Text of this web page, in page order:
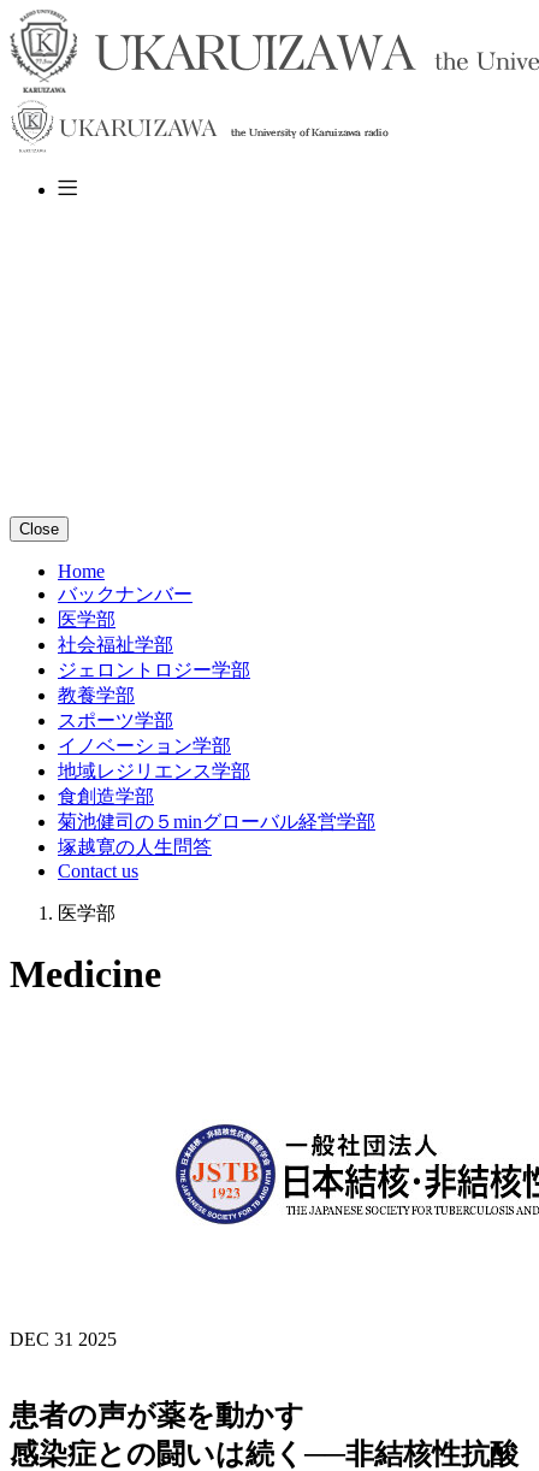
Close
Home
バックナンバー
医学部
社会福祉学部
ジェロントロジー学部
教養学部
スポーツ学部
イノベーション学部
地域レジリエンス学部
食創造学部
菊池健司の５minグローバル経営学部
塚越寛の人生問答
Contact us
医学部
Medicine
DEC 31 2025
患者の声が薬を動かす
感染症との闘いは続く──非結核性抗酸